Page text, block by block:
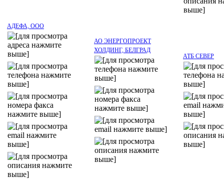
АДЕФА, ООО
АО ЭНЕРГОПРОЕКТ
ХОЛДИНГ, БЕЛГРАД
АТБ СЕВЕР